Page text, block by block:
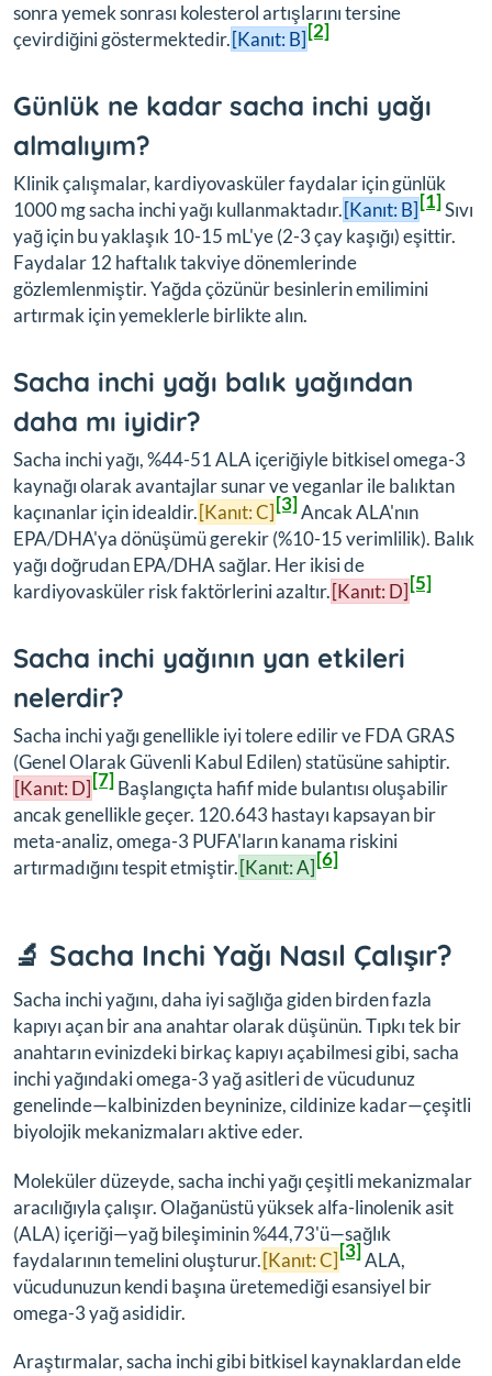
sonra yemek sonrası kolesterol artışlarını tersine
çevirdiğini göstermektedir.[Kanıt: B][2]
Günlük ne kadar sacha inchi yağı
almalıyım?
Klinik çalışmalar, kardiyovasküler faydalar için günlük
1000 mg sacha inchi yağı kullanmaktadır.[Kanıt: B][1]Sıvı
yağ için bu yaklaşık 10-15 mL'ye (2-3 çay kaşığı) eşittir.
Faydalar 12 haftalık takviye dönemlerinde
gözlemlenmiştir. Yağda çözünür besinlerin emilimini
artırmak için yemeklerle birlikte alın.
Sacha inchi yağı balık yağından
daha mı iyidir?
Sacha inchi yağı, %44-51 ALA içeriğiyle bitkisel omega-3
kaynağı olarak avantajlar sunar ve veganlar ile balıktan
kaçınanlar için idealdir.[Kanıt: C][3]Ancak ALA'nın
EPA/DHA'ya dönüşümü gerekir (%10-15 verimlilik). Balık
yağı doğrudan EPA/DHA sağlar. Her ikisi de
kardiyovasküler risk faktörlerini azaltır.[Kanıt: D][5]
Sacha inchi yağının yan etkileri
nelerdir?
Sacha inchi yağı genellikle iyi tolere edilir ve FDA GRAS
(Genel Olarak Güvenli Kabul Edilen) statüsüne sahiptir.
[Kanıt: D][7]Başlangıçta hafif mide bulantısı oluşabilir
ancak genellikle geçer. 120.643 hastayı kapsayan bir
meta-analiz, omega-3 PUFA'ların kanama riskini
artırmadığını tespit etmiştir.[Kanıt: A][6]
🔬 Sacha Inchi Yağı Nasıl Çalışır?
Sacha inchi yağını, daha iyi sağlığa giden birden fazla
kapıyı açan bir ana anahtar olarak düşünün. Tıpkı tek bir
anahtarın evinizdeki birkaç kapıyı açabilmesi gibi, sacha
inchi yağındaki omega-3 yağ asitleri de vücudunuz
genelinde—kalbinizden beyninize, cildinize kadar—çeşitli
biyolojik mekanizmaları aktive eder.
Moleküler düzeyde, sacha inchi yağı çeşitli mekanizmalar
aracılığıyla çalışır. Olağanüstü yüksek alfa-linolenik asit
(ALA) içeriği—yağ bileşiminin %44,73'ü—sağlık
faydalarının temelini oluşturur.[Kanıt: C][3]ALA,
vücudunuzun kendi başına üretemediği esansiyel bir
omega-3 yağ asididir.
Araştırmalar, sacha inchi gibi bitkisel kaynaklardan elde